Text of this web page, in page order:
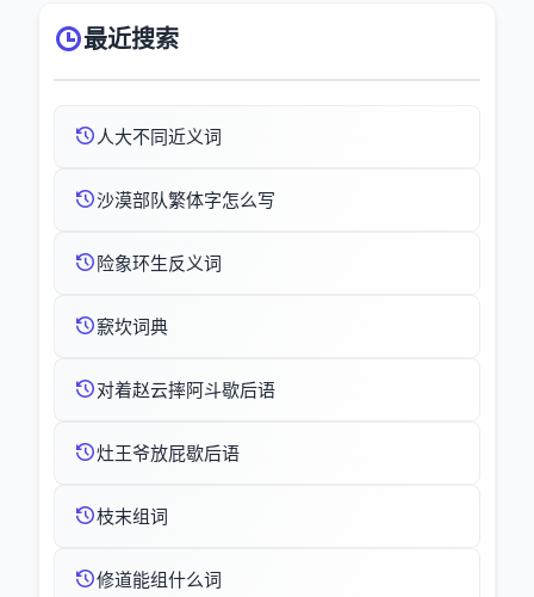
最近搜索
人大不同近义词
沙漠部队繁体字怎么写
险象环生反义词
窾坎词典
对着赵云摔阿斗歇后语
灶王爷放屁歇后语
枝末组词
修道能组什么词